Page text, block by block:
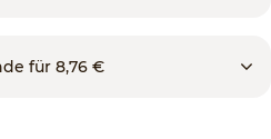
für 8,76 €